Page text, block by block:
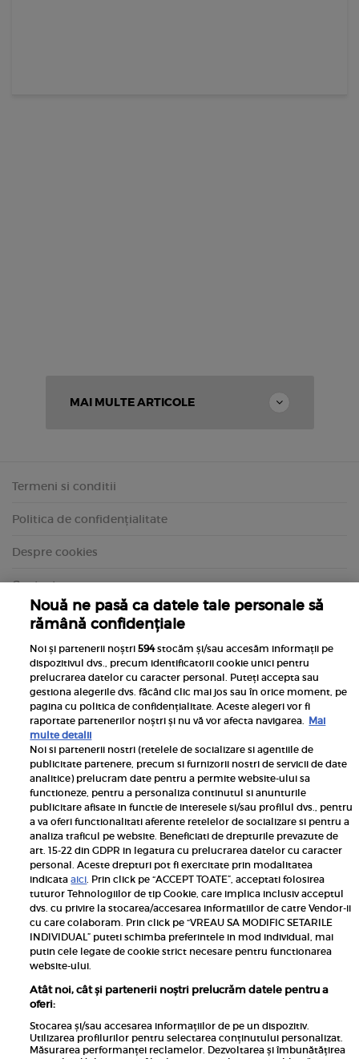
MAI MULTE ARTICOLE
Termeni si conditii
Politica de confidențialitate
Despre cookies
Contact
Inscrie-te la newsletterul UNICA
Pariază responsabil! Decizia ONJN nr. 821/25.09.2025.
Jocurile de noroc sunt interzise minorilor.
Links
Calculator sarcina
Rețete
Libertatea
Viva
Nouă ne pasă ca datele tale personale să
rămână confidențiale
Noi și partenerii noștri594stocăm și/sau accesăm informații pe
dispozitivul dvs., precum identificatorii cookie unici pentru
prelucrarea datelor cu caracter personal. Puteți accepta sau
gestiona alegerile dvs. făcând clic mai jos sau în orice moment, pe
pagina cu politica de confidențialitate. Aceste alegeri vor fi
raportate partenerilor noștri și nu vă vor afecta navigarea. Mai
multe detalii
Noi si partenerii nostri (retelele de socializare si agentiile de
publicitate partenere, precum si furnizorii nostri de servicii de date
analitice) prelucram date pentru a permite website-ului sa
functioneze, pentru a personaliza continutul si anunturile
publicitare afisate in functie de interesele si/sau profilul dvs., pentru
a va oferi functionalitati aferente retelelor de socializare si pentru a
analiza traficul pe website. Beneficiati de drepturile prevazute de
art. 15-22 din GDPR in legatura cu prelucrarea datelor cu caracter
personal. Aceste drepturi pot fi exercitate prin modalitatea
indicataaici. Prin click pe “ACCEPT TOATE”, acceptati folosirea
tuturor Tehnologiilor de tip Cookie, care implica inclusiv acceptul
dvs. cu privire la stocarea/accesarea informatiilor de catre Vendor-ii
cu care colaboram. Prin click pe “VREAU SA MODIFIC SETARILE
INDIVIDUAL” puteti schimba preferintele in mod individual, mai
putin cele legate de cookie strict necesare pentru functionarea
website-ului.
Atât noi, cât și partenerii noștri prelucrăm datele pentru a
oferi:
Stocarea și/sau accesarea informațiilor de pe un dispozitiv.
Utilizarea profilurilor pentru selectarea conținutului personalizat.
Măsurarea performanței reclamelor. Dezvoltarea și îmbunătățirea